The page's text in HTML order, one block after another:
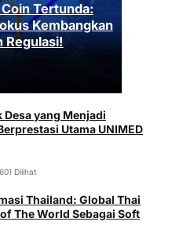
Coin Tertunda:
Kembangkan
Regulasi!
yang Menjadi
Utama UNIMED
601 Dilihat
Thailand: Global Thai
The World Sebagai Soft